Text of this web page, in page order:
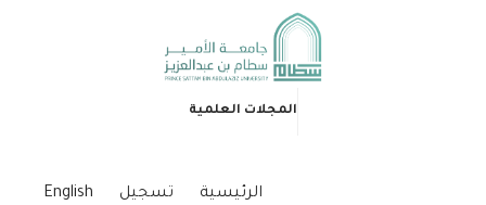
المجلات العلمية
الرئيسية تسجيل English